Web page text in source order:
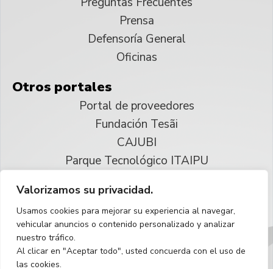
Valorizamos su privacidad.
Usamos cookies para mejorar su experiencia al navegar,
vehicular anuncios o contenido personalizado y analizar
nuestro tráfico.
Al clicar en "Aceptar todo", usted concuerda con el uso de
las cookies.
Prensa
Defensoría General
Oficinas
Otros portales
Portal de proveedores
Fundación Tesãi
CAJUBI
Parque Tecnológico ITAIPU
Reservados todos los derechos
Español